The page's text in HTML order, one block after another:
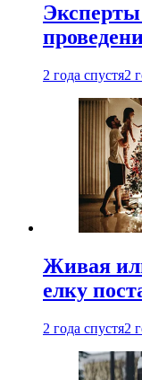
2 года спустя2
Живая
елку
2 года спустя2